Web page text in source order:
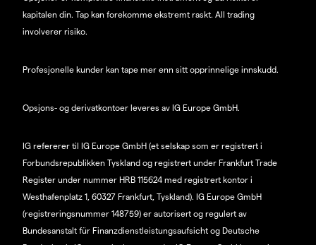
kapitalen din. Tap kan forekomme ekstremt raskt. All trading
involverer risiko.
Profesjonelle kunder kan tape mer enn sitt opprinnelige innskudd.
Opsjons- og derivatkontoer leveres av IG Europe GmbH.
IG refererer til IG Europe GmbH (et selskap som er registrert i
Forbundsrepublikken Tyskland og registrert under Frankfurt Trade
Register under nummer HRB 115624 med registrert kontor i
Westhafenplatz 1, 60327 Frankfurt, Tyskland). IG Europe GmbH
(registreringsnummer 148759) er autorisert og regulert av
Bundesanstalt für Finanzdienstleistungsaufsicht og Deutsche